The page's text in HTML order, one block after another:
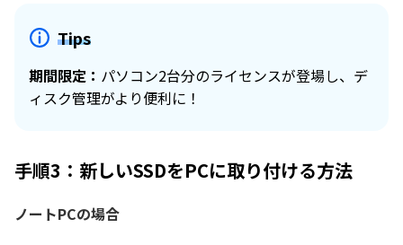
Tips
期間限定： パソコン2台分のライセンスが登場し、デ
ィスク管理がより便利に！
手順3：新しいSSDをPCに取り付ける方法
ノートPCの場合